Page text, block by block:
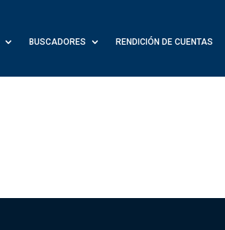
BUSCADORES RENDICIÓN DE CUENTAS